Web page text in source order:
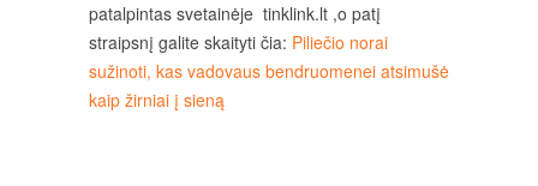
patalpintas svetainėje tinklink.lt ,o patį
straipsnį galite skaityti čia: Piliečio norai
sužinoti, kas vadovaus bendruomenei atsimušė
kaip žirniai į sieną